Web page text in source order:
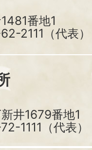
番地1
2111（代表）
井1679番地1
1111（代表）